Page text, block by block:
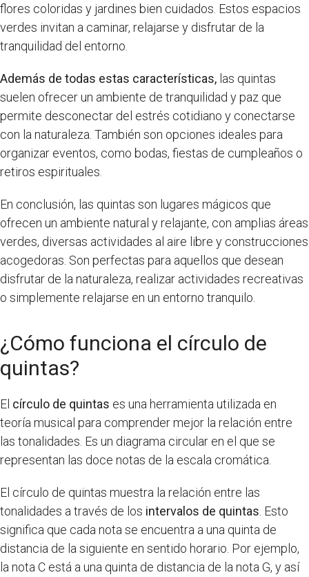
flores coloridas y jardines bien cuidados. Estos espacios
verdes invitan a caminar, relajarse y disfrutar de la
tranquilidad del entorno.
Además de todas estas características, las quintas
suelen ofrecer un ambiente de tranquilidad y paz que
permite desconectar del estrés cotidiano y conectarse
con la naturaleza. También son opciones ideales para
organizar eventos, como bodas, fiestas de cumpleaños o
retiros espirituales.
En conclusión, las quintas son lugares mágicos que
ofrecen un ambiente natural y relajante, con amplias áreas
verdes, diversas actividades al aire libre y construcciones
acogedoras. Son perfectas para aquellos que desean
disfrutar de la naturaleza, realizar actividades recreativas
o simplemente relajarse en un entorno tranquilo.
¿Cómo funciona el círculo de
quintas?
El círculo de quintas es una herramienta utilizada en
teoría musical para comprender mejor la relación entre
las tonalidades. Es un diagrama circular en el que se
representan las doce notas de la escala cromática.
El círculo de quintas muestra la relación entre las
tonalidades a través de los intervalos de quintas . Esto
significa que cada nota se encuentra a una quinta de
distancia de la siguiente en sentido horario. Por ejemplo,
la nota C está a una quinta de distancia de la nota G, y así